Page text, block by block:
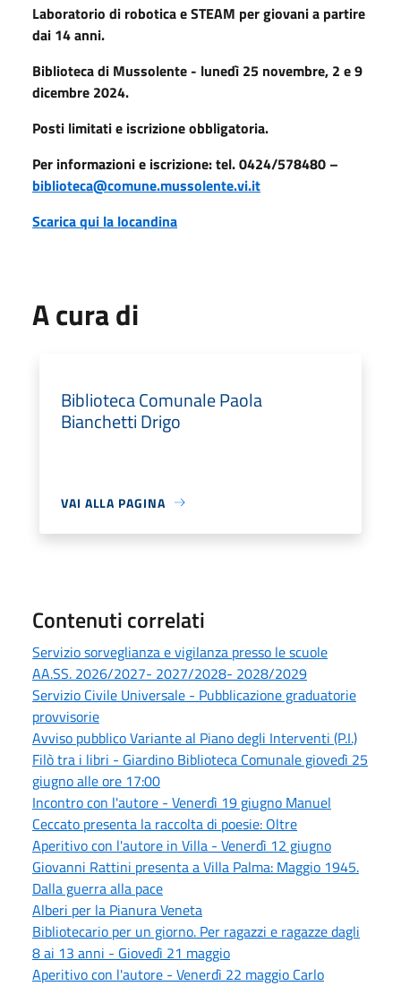
Laboratorio di robotica e STEAM per giovani a partire
dai 14 anni.
Biblioteca di Mussolente - lunedì 25 novembre, 2 e 9
dicembre 2024.
Posti limitati e iscrizione obbligatoria.
Per informazioni e iscrizione: tel. 0424/578480 –
biblioteca@comune.mussolente.vi.it
Scarica qui la locandina
A cura di
Biblioteca Comunale Paola
Bianchetti Drigo
VAI ALLA PAGINA
Contenuti correlati
Servizio sorveglianza e vigilanza presso le scuole
AA.SS. 2026/2027- 2027/2028- 2028/2029
Servizio Civile Universale - Pubblicazione graduatorie
provvisorie
Avviso pubblico Variante al Piano degli Interventi (P.I.)
Filò tra i libri - Giardino Biblioteca Comunale giovedì 25
giugno alle ore 17:00
Incontro con l'autore - Venerdì 19 giugno Manuel
Ceccato presenta la raccolta di poesie: Oltre
Aperitivo con l'autore in Villa - Venerdì 12 giugno
Giovanni Rattini presenta a Villa Palma: Maggio 1945.
Dalla guerra alla pace
Alberi per la Pianura Veneta
Bibliotecario per un giorno. Per ragazzi e ragazze dagli
8 ai 13 anni - Giovedì 21 maggio
Aperitivo con l'autore - Venerdì 22 maggio Carlo